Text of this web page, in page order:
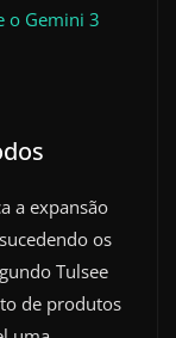
o Gemini 3
a expansão
os
Tulsee
de produtos